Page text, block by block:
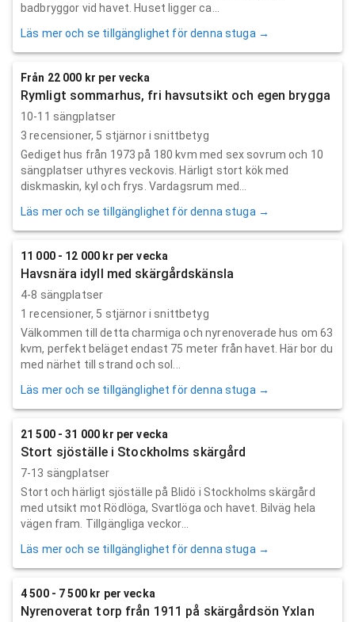
badbryggor vid havet. Huset ligger ca...
Läs mer och se tillgänglighet för denna stuga →
Från 22 000 kr per vecka
Rymligt sommarhus, fri havsutsikt och egen brygga
10-11 sängplatser
3 recensioner, 5 stjärnor i snittbetyg
Gediget hus från 1973 på 180 kvm med sex sovrum och 10
sängplatser uthyres veckovis. Härligt stort kök med
diskmaskin, kyl och frys. Vardagsrum med...
Läs mer och se tillgänglighet för denna stuga →
11 000 - 12 000 kr per vecka
Havsnära idyll med skärgårdskänsla
4-8 sängplatser
1 recensioner, 5 stjärnor i snittbetyg
Välkommen till detta charmiga och nyrenoverade hus om 63
kvm, perfekt beläget endast 75 meter från havet. Här bor du
med närhet till strand och sol...
Läs mer och se tillgänglighet för denna stuga →
21 500 - 31 000 kr per vecka
Stort sjöställe i Stockholms skärgård
7-13 sängplatser
Stort och härligt sjöställe på Blidö i Stockholms skärgård
med utsikt mot Rödlöga, Svartlöga och havet. Bilväg hela
vägen fram. Tillgängliga veckor...
Läs mer och se tillgänglighet för denna stuga →
4 500 - 7 500 kr per vecka
Nyrenoverat torp från 1911 på skärgårdsön Yxlan